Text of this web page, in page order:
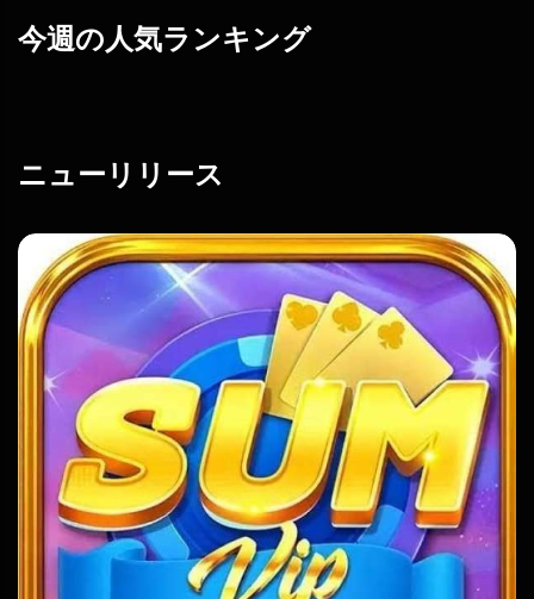
今週の人気ランキング
ニューリリース